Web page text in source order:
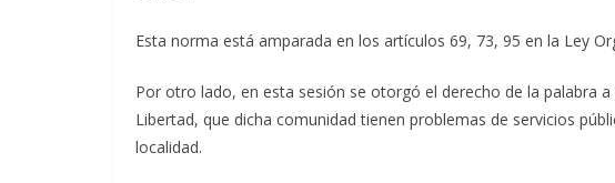
Esta norma está amparada en los artículos 69, 73, 95 en la Ley
Por otro lado, en esta sesión se otorgó el derecho de la palabra
Libertad, que dicha comunidad tienen problemas de servicios
localidad.